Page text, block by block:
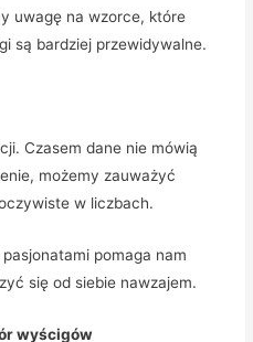
uwagę na wzorce, które
są bardziej przewidywalne.
Czasem dane nie mówią
możemy zauważyć
w liczbach.
pomaga nam
się od siebie nawzajem.
wyścigów